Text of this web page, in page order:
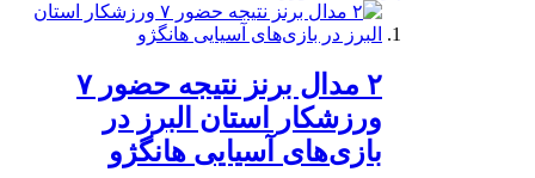
۲ مدال برنز نتیجه حضور ۷
ورزشکار استان البرز در
بازی‌های آسیایی هانگژو